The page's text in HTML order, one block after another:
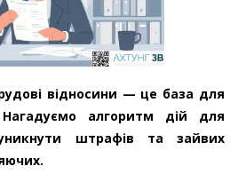
відносини — це база для
Нагадуємо алгоритм дій для
штрафів та зайвих